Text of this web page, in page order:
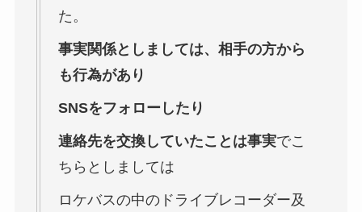
た。
事実関係としましては、相手の方から
も行為があり
SNSをフォローしたり
連絡先を交換していたことは事実でこ
ちらとしましては
ロケバスの中のドライブレコーダー及